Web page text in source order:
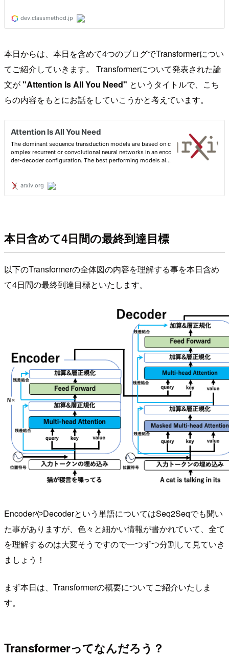
本日からは、本日を含めて4つのブログでTransformerについ
てご紹介していきます。 Transformerについて発表された論
文が"Attention Is All You Need" というタイトルで、こち
らの内容をもとにお話をしていこうかと考えています。
本日含めて4日間の最終到達目標
以下のTransformerの全体図の内容を理解する事を本日含め
て4日間の最終到達目標といたします。
EncoderやDecoderという単語についてはSeq2Seqでも聞い
た事がありますが、色々と細かい情報が書かれていて、全て
を理解するのは大変そうですので一つずつ分割して見ていき
ましょう！
まず本日は、Transformerの概要についてご紹介いたしま
す。
Transformerってなんだろう？